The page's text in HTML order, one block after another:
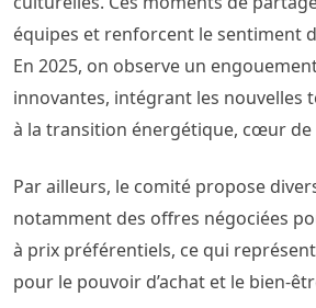
équipes et renforcent le sentiment
En 2025, on observe un
innovantes, intégrant les nouvelles
à la transition énergétique, cœur de
Par ailleurs, le comité propose
notamment des offres négociées
à prix préférentiels, ce qui
pour le pouvoir d’achat et le bien-